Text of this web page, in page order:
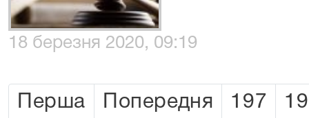
18 березня 2020, 09:19
Перша Попередня 197